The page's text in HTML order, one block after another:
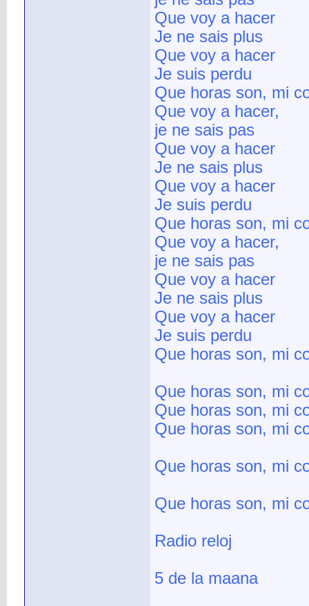
Que voy a hacer
Je ne sais plus
Que voy a hacer
Je suis perdu
Que horas son, mi
Que voy a hacer,
je ne sais pas
Que voy a hacer
Je ne sais plus
Que voy a hacer
Je suis perdu
Que horas son, mi
Que voy a hacer,
je ne sais pas
Que voy a hacer
Je ne sais plus
Que voy a hacer
Je suis perdu
Que horas son, mi
Que horas son, mi
Que horas son, mi
Que horas son, mi
Que horas son, mi
Que horas son, mi
Radio reloj
5 de la maana